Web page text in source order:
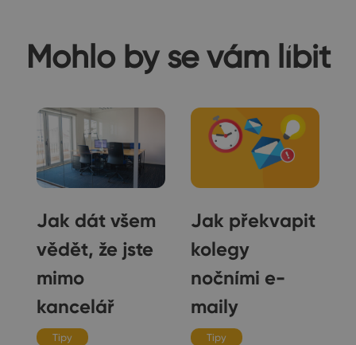
Mohlo by se vám líbit
Jak dát všem
vědět, že jste
mimo
kancelář
Tipy
Jak překvapit
kolegy
nočními e-
maily
Tipy